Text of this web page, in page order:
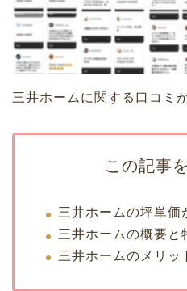
三井ホームに関する口コミ
この記事
三井ホームの坪単価
三井ホームの概要と
三井ホームのメリッ